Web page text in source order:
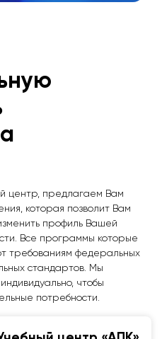
центр, предлагаем Вам
которая позволит Вам
профиль Вашей
Все программы которые
требованиям федеральных
стандартов. Мы
чтобы
потребности.